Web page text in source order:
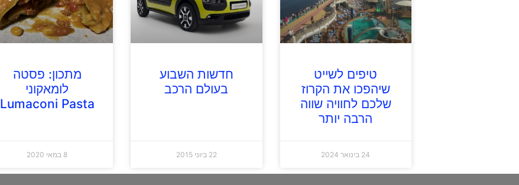
טיפים לשייט
שיהפכו את הקרוז
שלכם לחוויה שווה
הרבה יותר
24 בינואר 2024
חדשות השבוע
בעולם הרכב
22 ביוני 2015
מתכון: פסטה
לומאקוני
Lumaconi Pasta
8 במאי 2020